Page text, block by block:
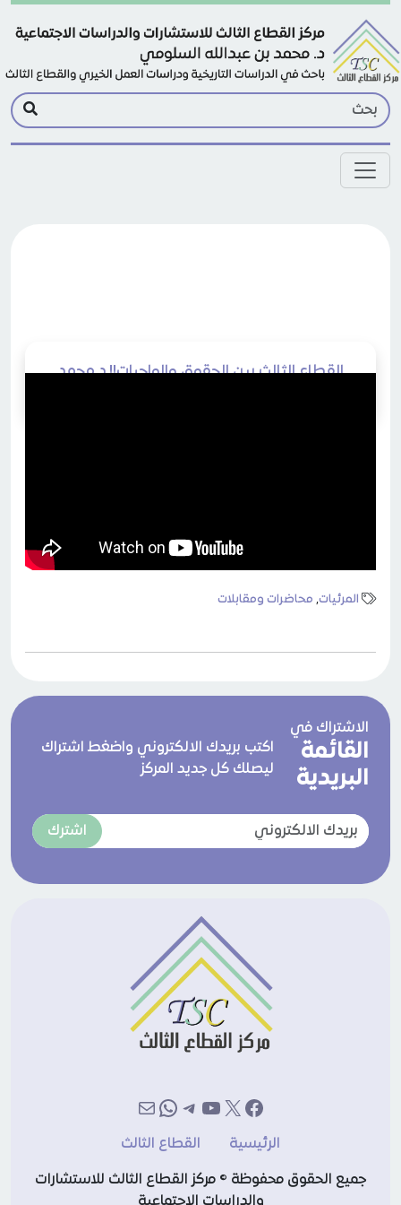
Skip to main content
القطاع الثالث بين الحقوق والواجبات!! د محمد
المرئيات, محاضرات ومقابلات
الاشتراك في
القائمة
البريدية
اكتب بريدك الالكتروني واضغط اشتراك
ليصلك كل جديد المركز
اشترك
فيسبوك
إكسيوتيوب
تيليجرام
واتساب
بريد
الرئيسية
القطاع الثالث
جميع الحقوق محفوظة © مركز القطاع الثالث للاستشارات